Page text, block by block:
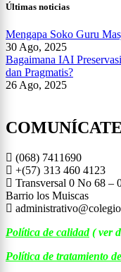
Últimas noticias
Mengapa Soko Guru
30 Ago, 2025
Bagaimana IAI
dan Pragmatis?
26 Ago, 2025
COMUNÍCATE
(068) 7411690
+(57) 313 460 4123
Transversal 0 No 68 –
Barrio los Muiscas
Política de calidad( ver
Política de tratamiento